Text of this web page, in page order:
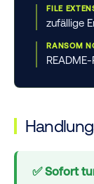
FILE
zufällige
RANSOM
✅ Sofort